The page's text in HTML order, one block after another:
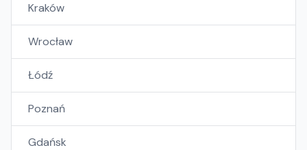
Kraków
Wrocław
Łódź
Poznań
Gdańsk